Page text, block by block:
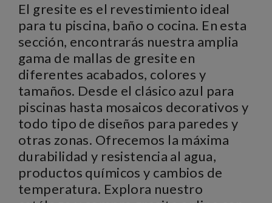
El gresite es el revestimiento ideal
para tu piscina, baño o cocina. En esta
sección, encontrarás nuestra amplia
gama de mallas de gresite en
diferentes acabados, colores y
tamaños. Desde el clásico azul para
piscinas hasta mosaicos decorativos y
todo tipo de diseños para paredes y
otras zonas. Ofrecemos la máxima
durabilidad y resistencia al agua,
productos químicos y cambios de
temperatura. Explora nuestro